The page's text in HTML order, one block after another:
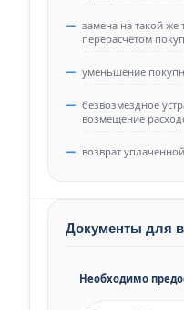
замена на такой же
перерасчётом
уменьшение
безвозмездное
возмещение
возврат
Документы для
Необходимо